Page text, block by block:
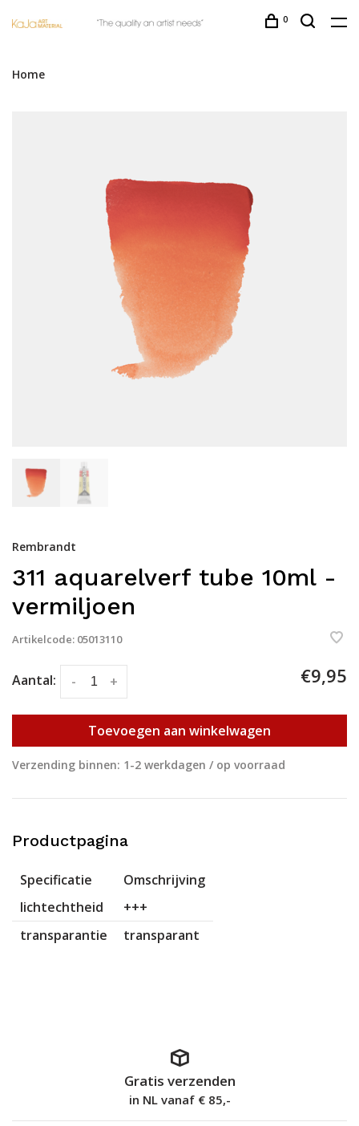
0
Home
Rembrandt
311 aquarelverf tube 10ml -
vermiljoen
Artikelcode: 05013110
Aantal: +
- €9,95
Toevoegen aan winkelwagen
Verzending binnen: 1-2 werkdagen / op voorraad
Productpagina
Specificatie
Omschrijving
lichtechtheid
+++
transparantie
transparant
Gratis verzenden
in NL vanaf € 85,-